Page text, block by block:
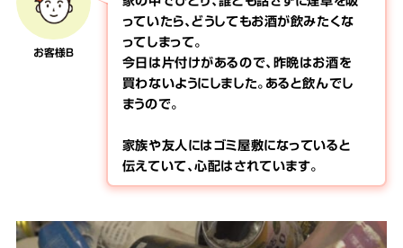
お客様B
っていたら、どうしてもお酒が飲みたくな
ってしまって。
今日は片付けがあるので、昨晩はお酒を
買わないようにしました。あると飲んでし
まうので。
家族や友人にはゴミ屋敷になっていると
伝えていて、心配はされています。